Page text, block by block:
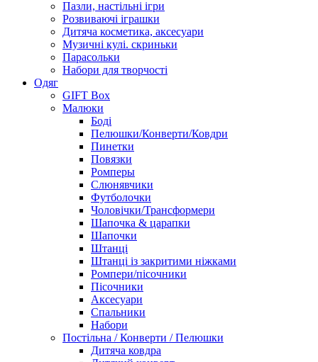
Пазли, настільні ігри
Розвиваючі іграшки
Дитяча косметика, аксесуари
Музичні кулі. скриньки
Парасольки
Набори для творчості
Одяг
GIFT Box
Малюки
Боді
Пелюшки/Конверти/Ковдри
Пинетки
Повязки
Ромперы
Слюнявчики
Футболочки
Чоловічки/Трансформери
Шапочка & царапки
Шапочки
Штанці
Штанці із закритими ніжками
Ромпери/пісочники
Пісочники
Аксесуари
Спальники
Набори
Постільна / Конверти / Пелюшки
Дитяча ковдра